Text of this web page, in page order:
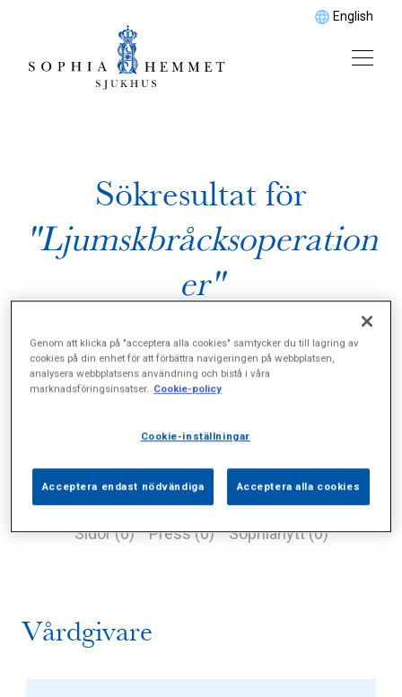
English
Sökresultat för
"Ljumskbråcksoperation
er"
Alla (2) Vårdgivare (1) Specialister (0)
Sidor (0) Press (0) Sophianytt (0)
Vårdgivare
Genom att klicka på "acceptera alla cookies" samtycker du till lagring av
cookies på din enhet för att förbättra navigeringen på webbplatsen,
analysera webbplatsens användning och bistå i våra
marknadsföringsinsatser. Cookie-policy
Cookie-inställningar
Acceptera endast nödvändiga Acceptera alla cookies